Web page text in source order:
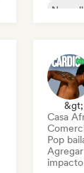
Casa
Pop
impacto